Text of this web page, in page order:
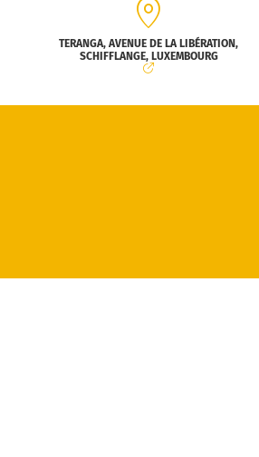
TERANGA, AVENUE DE LA LIBÉRATION,
SCHIFFLANGE, LUXEMBOURG